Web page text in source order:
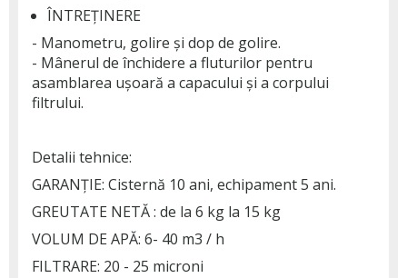
ÎNTREȚINERE
- Manometru, golire și dop de golire.
- Mânerul de închidere a fluturilor pentru
asamblarea ușoară a capacului și a corpului
filtrului.
Detalii tehnice:
GARANȚIE: Cisternă 10 ani, echipament 5 ani.
GREUTATE NETĂ : de la 6 kg la 15 kg
VOLUM DE APĂ: 6- 40 m3 / h
FILTRARE: 20 - 25 microni